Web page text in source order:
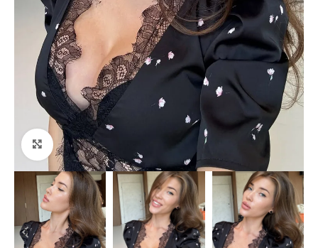
Click to enlarge